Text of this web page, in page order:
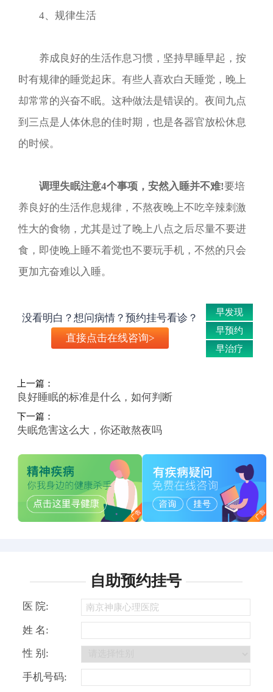
4、规律生活
养成良好的生活作息习惯，坚持早睡早起，按
时有规律的睡觉起床。有些人喜欢白天睡觉，晚上
却常常的兴奋不眠。这种做法是错误的。夜间九点
到三点是人体休息的佳时期，也是各器官放松休息
的时候。
调理失眠注意4个事项，安然入睡并不难!要培
养良好的生活作息规律，不熬夜晚上不吃辛辣刺激
性大的食物，尤其是过了晚上八点之后尽量不要进
食，即使晚上睡不着觉也不要玩手机，不然的只会
更加亢奋难以入睡。
没看明白？想问病情？预约挂号看诊？
直接点击在线咨询>
早发现
早预约
早治疗
上一篇：
良好睡眠的标准是什么，如何判断
下一篇：
失眠危害这么大，你还敢熬夜吗
自助预约挂号
医 院:
姓 名:
性 别:
手机号码: